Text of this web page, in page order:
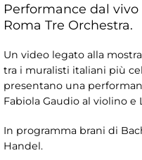
Performance dal
Roma Tre Orchestra.
Un video legato alla mostra
tra i muralisti italiani più
presentano una
Fabiola Gaudio al violino e
In programma brani di
Handel.